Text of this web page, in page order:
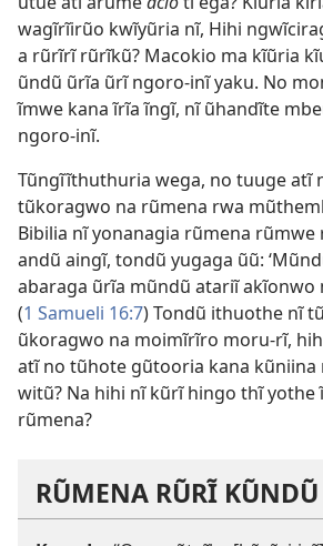
wagĩrĩirũo kwĩyũria nĩ, Hihi
a rũrĩrĩ rũrĩkũ? Macokio ma kĩũria
ũndũ ũrĩa ũrĩ ngoro-inĩ yaku. No
ĩmwe kana ĩrĩa ĩngĩ, nĩ ũhandĩte
ngoro-inĩ.
Tũngĩĩthuthuria wega, no tuuge atĩ
tũkoragwo na rũmena rwa
Bibilia nĩ yonanagia rũmena
andũ aingĩ, tondũ yugaga ũũ:
abaraga ũrĩa mũndũ atariĩ akĩonwo
(1 Samueli 16:7) Tondũ ithuothe nĩ
ũkoragwo na moimĩrĩro moru-rĩ,
atĩ no tũhote gũtooria kana
witũ? Na hihi nĩ kũrĩ hingo thĩ yothe
rũmena?
RŨMENA RŨRĨ KŨNDŨ